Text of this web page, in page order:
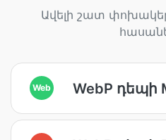
Ավելի շատ
Web WebP դեպի